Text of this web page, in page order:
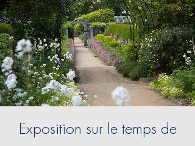
Exposition sur le temps de